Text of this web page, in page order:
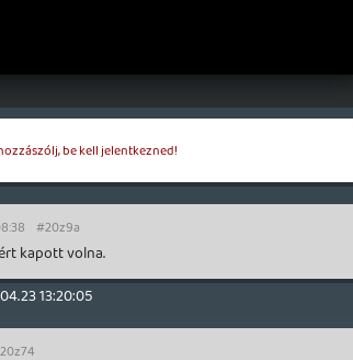
be kell jelentkezned!
#20z9a
kapott volna.
13:20:05